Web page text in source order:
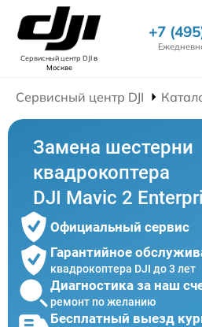
Сервисный центр DJIв
Москве
+7
Сервисный центр DJI
Замена шестерни
квадрокоптера
DJI Mavic 2
Официальный сервис
Гарантийное
квадрокоптера DJI до 3 лет
Диагностика за наш
ремонт по желанию
Бесплатный выезд